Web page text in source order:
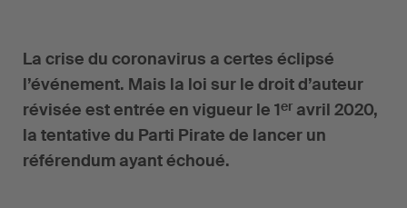
La crise du coronavirus a certes éclipsé
l’événement. Mais la loi sur le droit d’auteur
révisée est entrée en vigueur le 1er avril 2020,
la tentative du Parti Pirate de lancer un
référendum ayant échoué.